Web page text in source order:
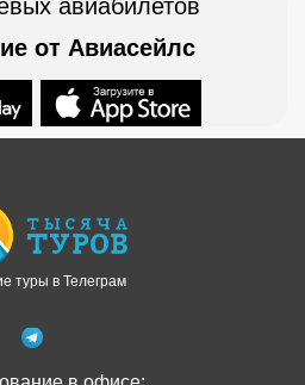
авиабилетов
от Авиасейлс
туры в Телеграм